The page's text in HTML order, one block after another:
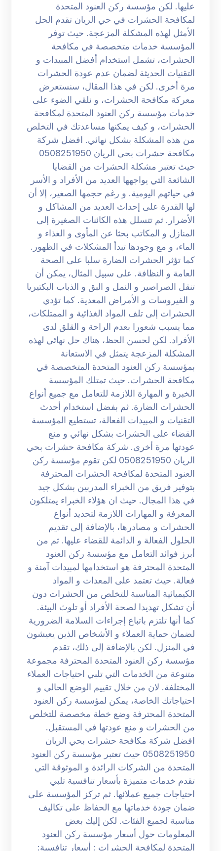
عليها. لكن مؤسسة ركن العنود المتحدة
لمكافحة الحشرات في حي الريان تقدم الحل
الأمثل لهذه المشكلة المزعجة. حيث توفر
المؤسسة خدمات متخصصة في مكافحة
الحشرات، تشمل استخدام أفضل المبيدات و
التقنيات الحديثة لضمان عدم عودة الحشرات
مرة أخرى. لكن في هذا المقال، سنستعرض
معركة مكافحة الحشرات، و نلقي الضوء على
خدمات مؤسسة ركن العنود المتحدة لمكافحة
الحشرات، و كيف يمكنها مساعدتك في التخلص
من هذه المشكلة بشكل نهائي. افضل شركة
مكافحة حشرات بحي الريان 0508251950
حيث تعتبر مشكلة الحشرات من القضايا
الشائعة التي يواجهها العديد من الأفراد و الأسر
في حياتهم اليومية. و رغم حجمها الصغير، إلا أن
لها القدرة على إحداث العديد من المشاكل و
الأضرار. ثم تتسلل هذه الكائنات الصغيرة إلى
المنازل و المكاتب بحثا عن المأوى و الغذاء و
الماء، و مع وجودها تبدأ المشكلات في الظهور.
كما تؤثر الحشرات الضارة سلبا على الصحة
العامة و النظافة. على سبيل المثال، يمكن أن
تنقل الصراصير و النمل و البق و الذباب البكتيريا
و الفيروسات و الأمراض المعدية. كما تؤدي
الحشرات إلى تلف المواد الغذائية و الممتلكات،
مما يسبب شعورا بعدم الراحة و القلق لدى
الأفراد. لكن لحسن الحظ، هناك حل نهائي لهذه
المشكلة المزعجة يتمثل في الاستعانة
بمؤسسة ركن العنود المتحدة المتخصصة في
مكافحة الحشرات. حيث تمتلك المؤسسة
الخبرة و المهارة اللازمة للتعامل مع جميع أنواع
الحشرات الضارة. ثم بفضل استخدام أحدث
التقنيات و المبيدات الفعالة، تستطيع المؤسسة
القضاء على الحشرات بشكل نهائي و منع
عودتها مرة أخرى. شركة مكافحة حشرات بحي
الريان 0508251950 لكن تقوم مؤسسة ركن
العنود المتحدة لمكافحة الحشرات المحترفة
بتوفير فريق من الخبراء المدربين بشكل جيد
في هذا المجال. حيث ان هؤلاء الخبراء يمتلكون
المعرفة و المهارات اللازمة لتحديد أنواع
الحشرات و مصادرها، بالإضافة إلى تقديم
الحلول الفعالة و الدائمة للقضاء عليها. ثم من
أبرز فوائد التعامل مع مؤسسة ركن العنود
المتحدة المحترفة هو استخدامها لمبيدات آمنة و
فعالة. حيث تعتمد على المعدات و المواد
الكيميائية المناسبة للتخلص من الحشرات دون
أن تشكل تهديدا لصحة الأفراد أو تلوث البيئة.
كما أنها تلتزم باتباع إجراءات السلامة الضرورية
لضمان حماية العملاء و الأشخاص الذين يعيشون
في المنزل. لكن بالإضافة إلى ذلك، تقدم
مؤسسة ركن العنود المتحدة المحترفة مجموعة
متنوعة من الخدمات التي تلبي احتياجات العملاء
المختلفة. لان من خلال تقييم الوضع الحالي و
احتياجاتك الخاصة، يمكن لمؤسسة ركن العنود
المتحدة المحترفة وضع خطة مخصصة للتخلص
من الحشرات و منع عودتها في المستقبل.
افضل شركة مكافحة حشرات بحي الريان
0508251950 حيث تعتبر مؤسسة ركن العنود
المتحدة من الشركات الرائدة و الموثوقة التي
تقدم خدمات متميزة بأسعار تنافسية تلبي
احتياجات جميع عملائها. ثم تركز المؤسسة على
ضمان جودة خدماتها مع الحفاظ على تكاليف
مناسبة لجميع الفئات. لكن إليك بعض
المعلومات حول أسعار مؤسسة ركن العنود
المتحدة لمكافحة الحشرات : أسعار تنافسية: